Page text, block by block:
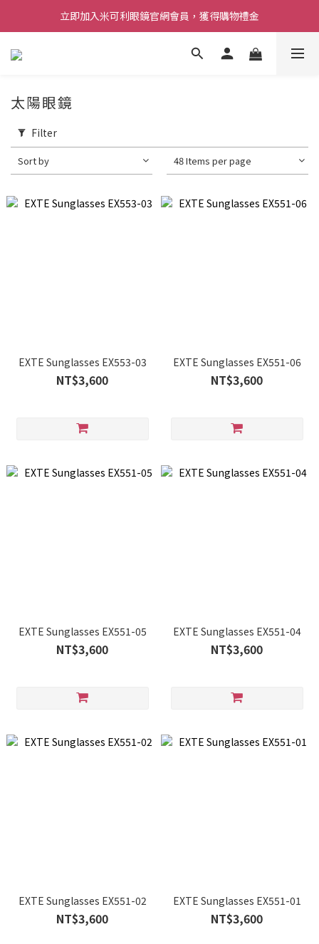
立即加入米可利眼鏡官網會員，獲得購物禮金
太陽眼鏡
Filter
Sort by 48 Items per page
EXTE Sunglasses EX553-03
NT$3,600
EXTE Sunglasses EX551-06
NT$3,600
EXTE Sunglasses EX551-05
NT$3,600
EXTE Sunglasses EX551-04
NT$3,600
EXTE Sunglasses EX551-02
NT$3,600
EXTE Sunglasses EX551-01
NT$3,600